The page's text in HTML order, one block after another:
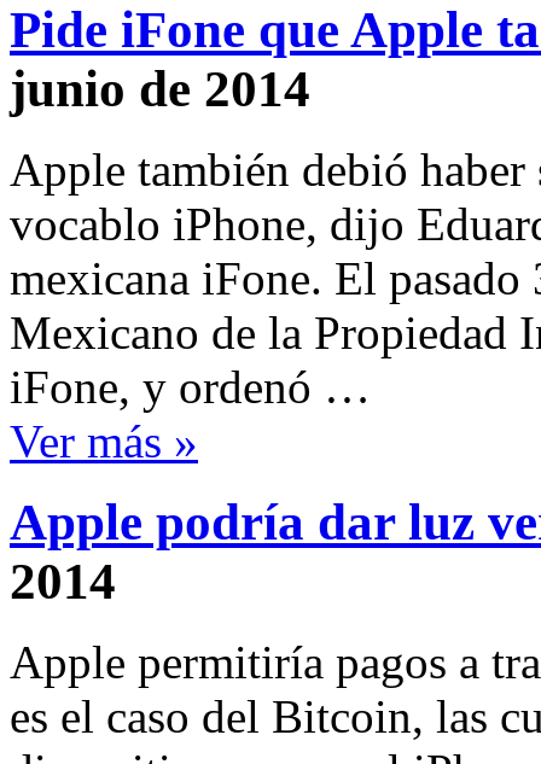
Pide iFone que Apple
junio de 2014
Apple también debió
vocablo iPhone, dijo
mexicana iFone. El
Mexicano de la
iFone, y ordenó …
Ver más »
Apple podría dar luz
2014
Apple permitiría pagos a
es el caso del Bitcoin, las